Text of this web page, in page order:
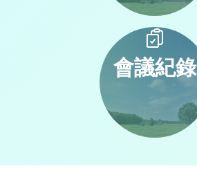
會議紀錄